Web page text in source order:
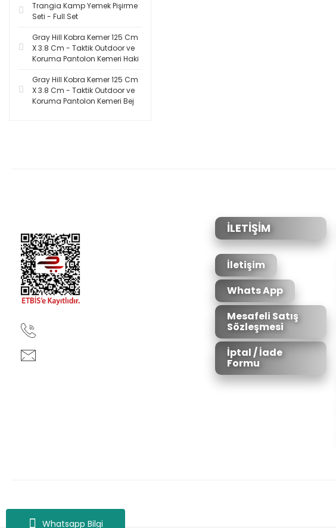
Whatsapp Bilgi
Trangia Kamp Yemek Pişirme
Seti - Full Set
Gray Hill Kobra Kemer 125 Cm
X 3.8 Cm - Taktik Outdoor ve
Koruma Pantolon Kemeri Haki
Gray Hill Kobra Kemer 125 Cm
X 3.8 Cm - Taktik Outdoor ve
Koruma Pantolon Kemeri Bej
İLETİŞİM
İletişim
Whats App
Mesafeli Satış
Sözleşmesi
İptal / İade
Formu